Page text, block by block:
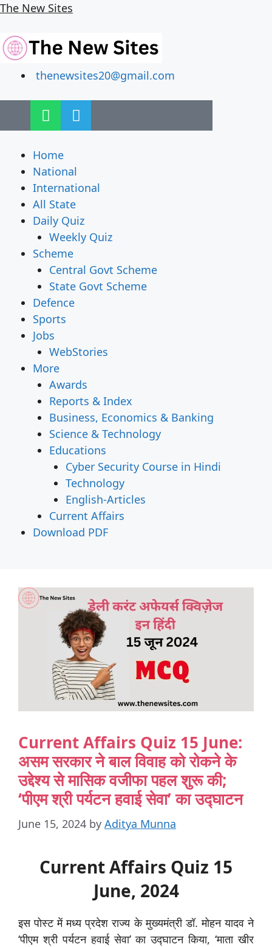
The New Sites
thenewsites20@gmail.com
Home
National
International
All State
Daily Quiz
Weekly Quiz
Scheme
Central Govt Scheme
State Govt Scheme
Defence
Sports
Jobs
WebStories
More
Awards
Reports & Index
Business, Economics & Banking
Science & Technology
Educations
Cyber Security Course in Hindi
Technology
English-Articles
Current Affairs
Download PDF
Current Affairs Quiz 15 June:
असम सरकार ने बाल विवाह को रोकने के
उद्देश्य से मासिक वजीफा पहल शुरू की;
‘पीएम श्री पर्यटन हवाई सेवा’ का उद्घाटन
June 15, 2024 by Aditya Munna
Current Affairs Quiz 15
June, 2024
इस पोस्ट में मध्य प्रदेश राज्य के मुख्यमंत्री डॉ. मोहन यादव ने
‘पीएम श्री पर्यटन हवाई सेवा’ का उद्घाटन किया, ‘माता खीर